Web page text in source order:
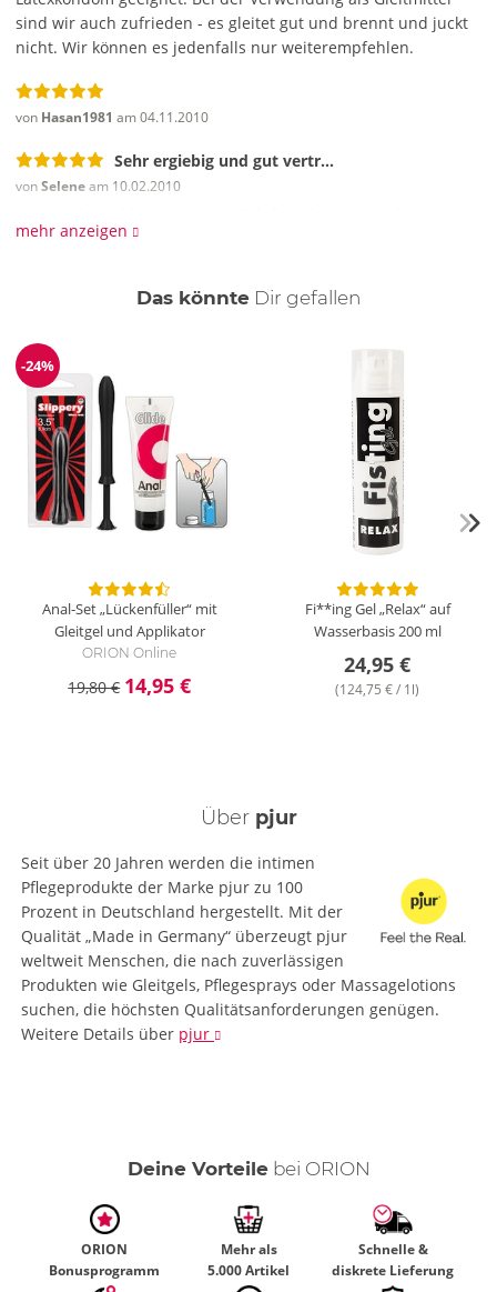
sind wir auch zufrieden - es gleitet gut und brennt und juckt
nicht. Wir können es jedenfalls nur weiterempfehlen.
von Hasan1981 am 04.11.2010
Sehr ergiebig und gut vertr...
vonSeleneam 10.02.2010
erstaunlich ergiebig, fühlt sich überall toll an und bleibt sehr
Die absolute Geruchsfreiheit ist angenehm! Vorsicht: nicht
unter dem Kondom verwenden, es kann sein daß es einfach
vonSelene am 10.02.2010
Sehr ergiebig und gut vertr...
vonJuviaam 10.02.2010
Dieses Gleitgel kann man wirklich für alles verwenden. Es ist
erstaunlich ergiebig, fühlt sich überall toll an und bleibt sehr
lange gleitfähig. Die einzige Nebenwirkung ist zarte Haut :-)
Die absolute Geruchsfreiheit ist angenehm! Vorsicht: nicht
unter dem Kondom verwenden, es kann sein daß es einfach
abgleitet.
mehr anzeigen
Das könnte Dir auch
gefallen
Reduzierung
-24%
Anal-Set „Lückenfüller“ mit
Gleitgel und Applikator
ORION Online
19,80 € 14,95 €
Fi**ing Gel „Relax“ auf
Wasserbasis200 ml
24,95 €
(124,75 € / 1l)
Über pjur
Seit über 20 Jahren werden die intimen
Pflegeprodukte der Marke pjur zu 100
Prozent in Deutschland hergestellt. Mit der
Qualität „Made in Germany“ überzeugt pjur
weltweit Menschen, die nach zuverlässigen
Produkten wie Gleitgels, Pflegesprays oder Massagelotions
suchen, die höchsten Qualitätsanforderungen genügen.
Weitere Details über pjur
Deine Vorteilebei ORION
ORION
Bonusprogramm
Mehr als
5.000 Artikel
Schnelle &
diskrete Lieferung